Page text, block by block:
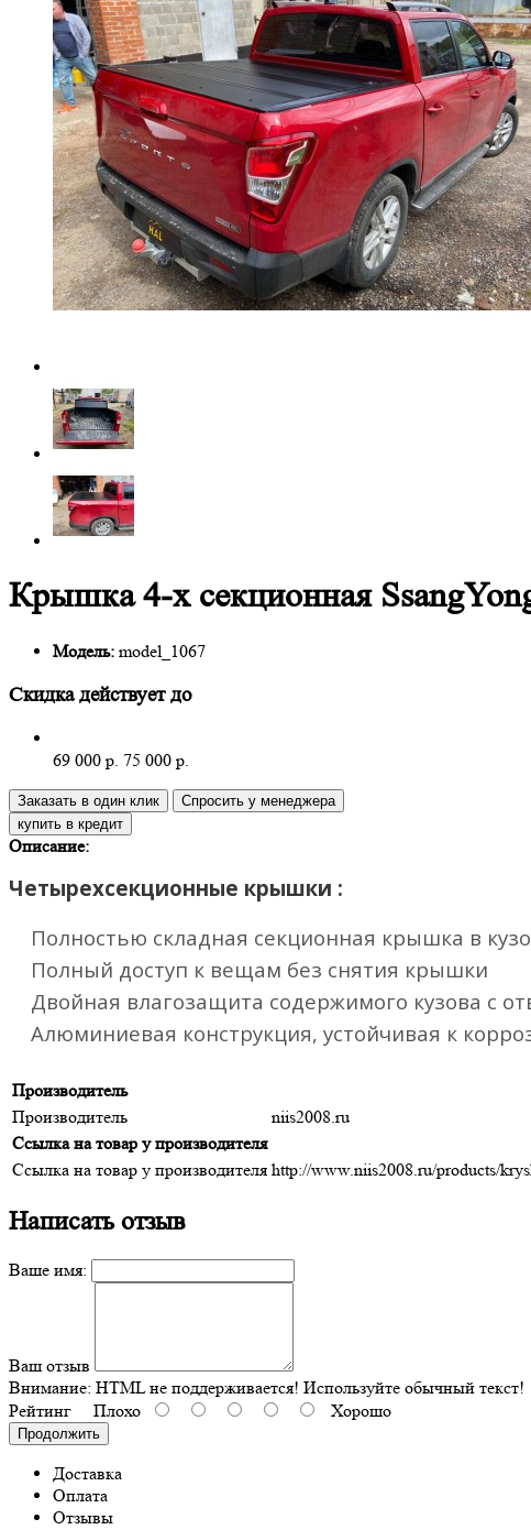
Крышка 4-х секционная
Модель: model_1067
Скидка действует до
69 000 р. 75 000 р.
Заказать в один клик Спросить у менеджера
Описание:
Четырехсекционные крышки :
Полностью складная секционная крышка в
Полный доступ к вещам без снятия крышки
Двойная влагозащита содержимого кузова с
Алюминиевая конструкция, устойчивая к
Производитель
Производитель
niis2008.ru
Ссылка на товар у производителя
Ссылка на товар у производителя http://www.niis2008.ru/products/
Написать отзыв
Ваше имя:
Ваш отзыв
Внимание: HTML не поддерживается! Используйте обычный текст!
Рейтинг Плохо Хорошо
Продолжить
Доставка
Оплата
Отзывы